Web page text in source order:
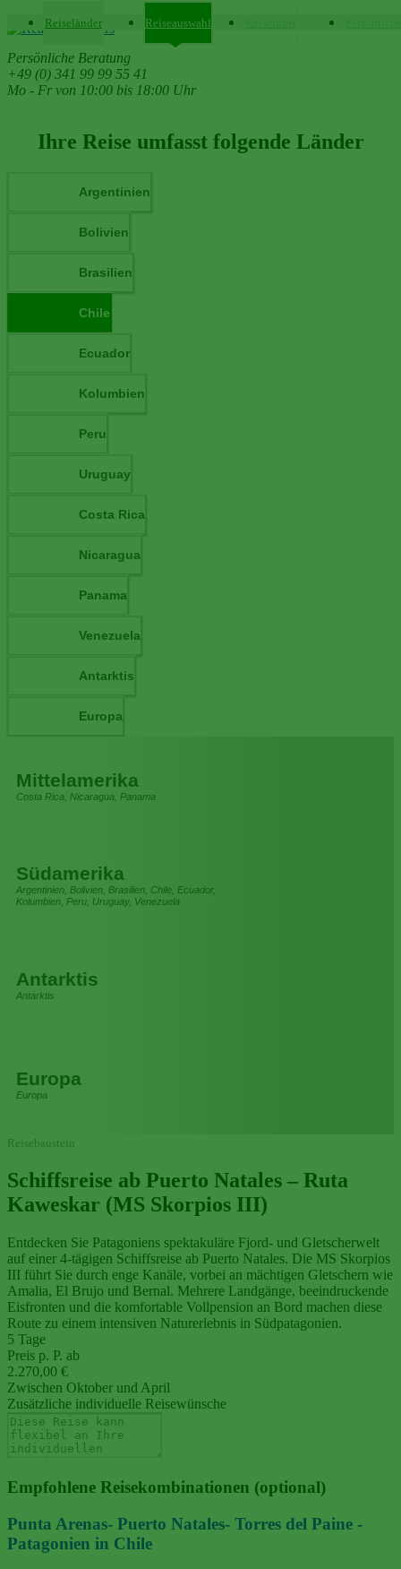
Persönliche Beratung
+49 (0) 341 99 99 55 41
Mo - Fr von 10:00 bis 18:00 Uhr
Reiseländer Reiseauswahl
Ihre Reise umfasst folgende Länder
Argentinien
Bolivien
Brasilien
Chile
Ecuador
Kolumbien
Peru
Uruguay
Costa Rica
Nicaragua
Panama
Venezuela
Antarktis
Europa
Mittelamerika
Costa Rica, Nicaragua, Panama
Südamerika
Argentinien, Bolivien, Brasilien, Chile, Ecuador,
Kolumbien, Peru, Uruguay, Venezuela
Antarktis
Antarktis
Europa
Europa
Reisebaustein
Schiffsreise ab Puerto Natales – Ruta
Kaweskar (MS Skorpios III)
Entdecken Sie Patagoniens spektakuläre Fjord- und Gletscherwelt
auf einer 4‑tägigen Schiffsreise ab Puerto Natales. Die MS Skorpios
III führt Sie durch enge Kanäle, vorbei an mächtigen Gletschern wie
Amalia, El Brujo und Bernal. Mehrere Landgänge, beeindruckende
Eisfronten und die komfortable Vollpension an Bord machen diese
Route zu einem intensiven Naturerlebnis in Südpatagonien.
5 Tage
Preis p. P. ab
2.270,00 €
Zwischen Oktober und April
Zusätzliche individuelle Reisewünsche
Empfohlene Reisekombinationen (optional)
Punta Arenas- Puerto Natales- Torres del Paine -
Patagonien in Chile